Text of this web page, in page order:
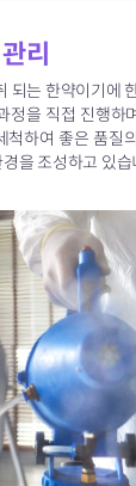
리
되는 한약이기에
정을 직접 진행하
척하여 좋은 품질
을 조성하고 있습